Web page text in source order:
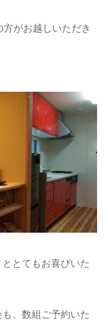
がお越しいただき
とてもお喜びいた
、数組ご予約いた